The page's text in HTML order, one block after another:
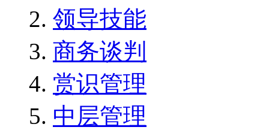
领导技能
商务谈判
赏识管理
中层管理